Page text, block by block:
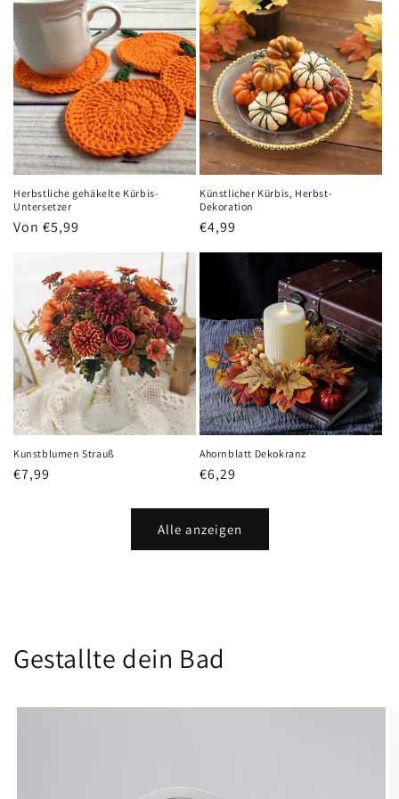
Herbstliche gehäkelte Kürbis-
Untersetzer
Normaler
Von €5,99
Künstlicher Kürbis, Herbst-
Dekoration
Normaler
€4,99
Kunstblumen Strauß
Normaler
€7,99
Ahornblatt Dekokranz
Normaler
€6,29
Alle anzeigen
Gestallte dein Bad